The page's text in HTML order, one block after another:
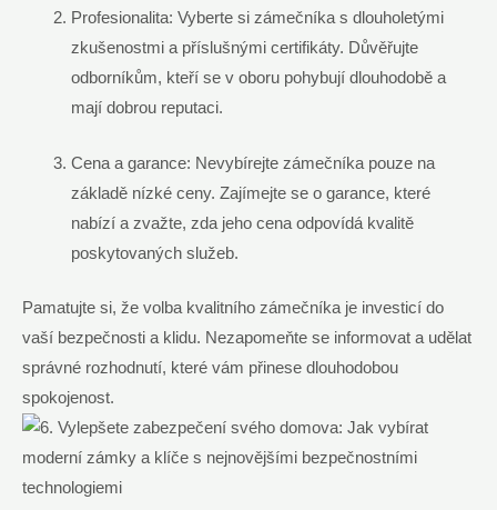
Profesionalita: Vyberte si zámečníka s ​dlouholetými
zkušenostmi a příslušnými certifikáty. Důvěřujte
odborníkům, kteří⁣ se v ‍oboru ‍pohybují dlouhodobě ⁣a
mají dobrou reputaci.
Cena a garance: ⁣Nevybírejte ⁣zámečníka pouze na
‍základě ​nízké⁣ ceny. Zajímejte se o⁢ garance, které
nabízí ⁤a zvažte, zda⁣ jeho cena odpovídá​ kvalitě
poskytovaných služeb.
Pamatujte si, že volba kvalitního zámečníka ⁢je investicí do
vaší bezpečnosti​ a klidu. Nezapomeňte⁤ se informovat‌ a udělat
správné rozhodnutí,⁢ které vám přinese⁣ dlouhodobou
spokojenost.